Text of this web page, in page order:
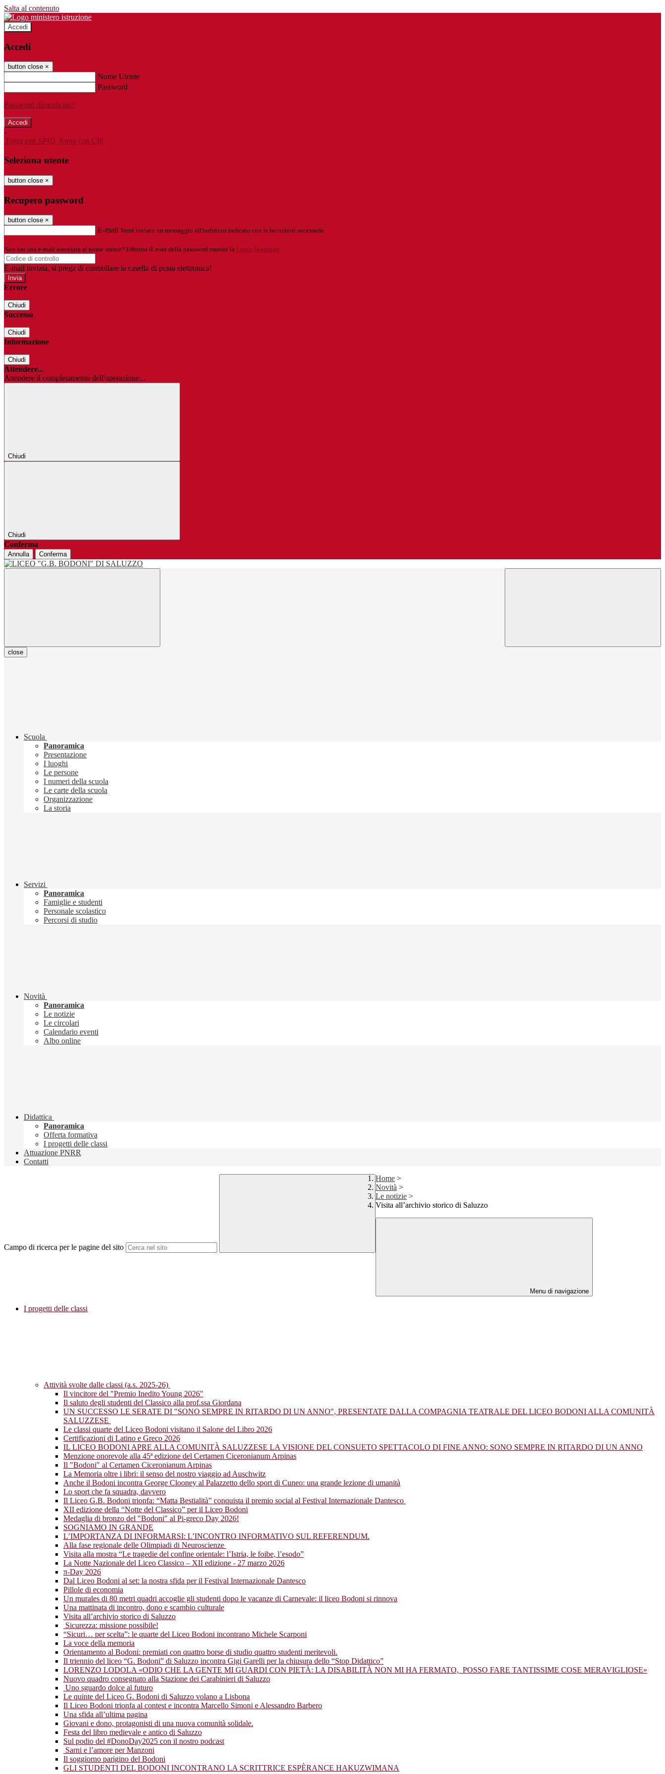
Salta al contenuto
Accedi
Accedi
button close ×
Nome Utente
Password
Password dimenticata?
-
Entra con SPID Entra con CIE
Seleziona utente
button close ×
Recupero password
button close ×
E-mail Verrà inviato un messaggio all'indirizzo indicato con le istruzioni necessarie.
Non hai una e-mail associata al nome utente? Effettua il reset della password tramite la Login Spaggiari
E-mail inviata, si prega di controllare la casella di posta elettronica!
Errore
Chiudi
Successo
Chiudi
Informazione
Chiudi
Attendere...
Attendere il completamento dell'operazione...
Chiudi
Chiudi
Conferma
Annulla Conferma
close
Scuola
Panoramica
Presentazione
I luoghi
Le persone
I numeri della scuola
Le carte della scuola
Organizzazione
La storia
Servizi
Panoramica
Famiglie e studenti
Personale scolastico
Percorsi di studio
Novità
Panoramica
Le notizie
Le circolari
Calendario eventi
Albo online
Didattica
Panoramica
Offerta formativa
I progetti delle classi
Attuazione PNRR
Contatti
Campo di ricerca per le pagine del sito
Home >
Novità >
Le notizie >
Visita all’archivio storico di Saluzzo
Menu di navigazione
I progetti delle classi
Attività svolte dalle classi (a.s. 2025-26)
Il vincitore del "Premio Inedito Young 2026"
Il saluto degli studenti del Classico alla prof.ssa Giordana
UN SUCCESSO LE SERATE DI "SONO SEMPRE IN RITARDO DI UN ANNO", PRESENTATE DALLA COMPAGNIA TEATRALE DEL LICEO BODONI ALLA COMUNITÀ
SALUZZESE
Le classi quarte del Liceo Bodoni visitano il Salone del Libro 2026
Certificazioni di Latino e Greco 2026
IL LICEO BODONI APRE ALLA COMUNITÀ SALUZZESE LA VISIONE DEL CONSUETO SPETTACOLO DI FINE ANNO: SONO SEMPRE IN RITARDO DI UN ANNO
Menzione onorevole alla 45ª edizione del Certamen Ciceronianum Arpinas
Il "Bodoni" al Certamen Ciceronianum Arpinas
La Memoria oltre i libri: il senso del nostro viaggio ad Auschwitz
Anche il Bodoni incontra George Clooney al Palazzetto dello sport di Cuneo: una grande lezione di umanità
Lo sport che fa squadra, davvero
Il Liceo G.B. Bodoni trionfa: “Matta Bestialità” conquista il premio social al Festival Internazionale Dantesco
XII edizione della “Notte del Classico” per il Liceo Bodoni
Medaglia di bronzo del "Bodoni" al Pi-greco Day 2026!
SOGNIAMO IN GRANDE
L’IMPORTANZA DI INFORMARSI: L’INCONTRO INFORMATIVO SUL REFERENDUM.
Alla fase regionale delle Olimpiadi di Neuroscienze
Visita alla mostra “Le tragedie del confine orientale: l’Istria, le foibe, l’esodo”
La Notte Nazionale del Liceo Classico – XII edizione - 27 marzo 2026
π-Day 2026
Dal Liceo Bodoni al set: la nostra sfida per il Festival Internazionale Dantesco
Pillole di economia
Un murales di 80 metri quadri accoglie gli studenti dopo le vacanze di Carnevale: il liceo Bodoni si rinnova
Una mattinata di incontro, dono e scambio culturale
Visita all’archivio storico di Saluzzo
Sicurezza: missione possibile!
“Sicuri… per scelta”: le quarte del Liceo Bodoni incontrano Michele Scarponi
La voce della memoria
Orientamento al Bodoni: premiati con quattro borse di studio quattro studenti meritevoli.
Il triennio del liceo “G. Bodoni” di Saluzzo incontra Gigi Garelli per la chiusura dello “Stop Didattico”
LORENZO LODOLA «ODIO CHE LA GENTE MI GUARDI CON PIETÀ: LA DISABILITÀ NON MI HA FERMATO, POSSO FARE TANTISSIME COSE MERAVIGLIOSE»
Nuovo quadro consegnato alla Stazione dei Carabinieri di Saluzzo
Uno sguardo dolce al futuro
Le quinte del Liceo G. Bodoni di Saluzzo volano a Lisbona
Il Liceo Bodoni trionfa al contest e incontra Marcello Simoni e Alessandro Barbero
Una sfida all’ultima pagina
Giovani e dono, protagonisti di una nuova comunità solidale.
Festa del libro medievale e antico di Saluzzo
Sul podio del #DonoDay2025 con il nostro podcast
Sarni e l’amore per Manzoni
Il soggiorno parigino del Bodoni
GLI STUDENTI DEL BODONI INCONTRANO LA SCRITTRICE ESPÈRANCE HAKUZWIMANA